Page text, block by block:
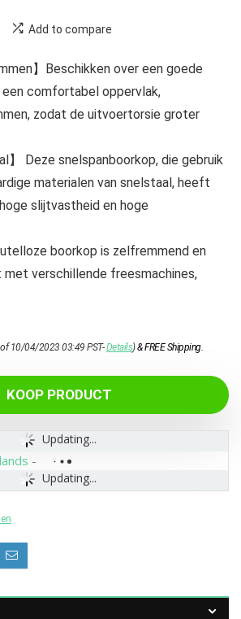
Add to compare
】Beschikken over een goede
comfortabel oppervlak,
zodat de uitvoertorsie groter
】 Deze snelspanboorkop, die gebruik
materialen van snelstaal, heeft
slijtvastheid en hoge
boorkop is zelfremmend en
verschillende freesmachines,
10/04/2023 03:49 PST-Details)&FREE Shipping.
KOOP PRODUCT
Updating...
Updating...
-